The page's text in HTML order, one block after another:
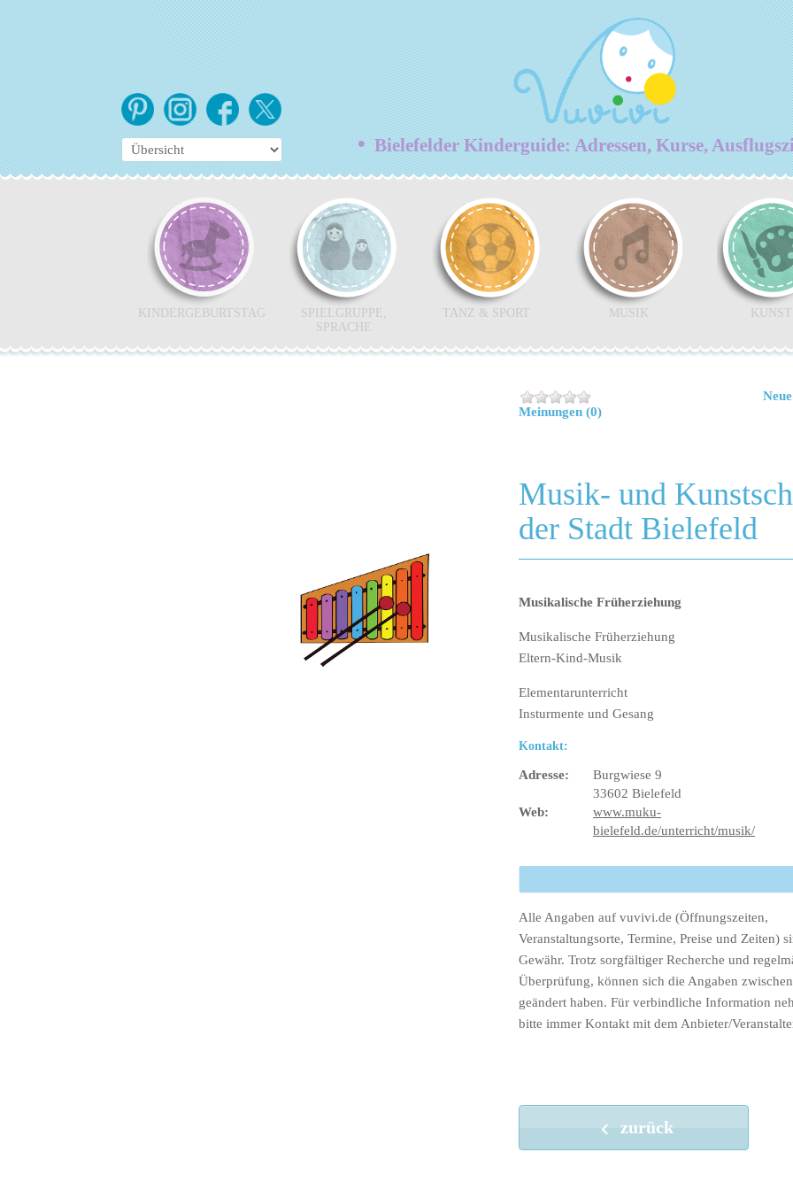
•Bielefelder Kinderguide: Adressen, Kurse,
KINDERGEBURTSTAG
SPIELGRUPPE,
SPRACHE
TANZ & SPORT MUSIK KUNST
Meinungen (0)
Musik- und
der Stadt Bielefeld
Musikalische Früherziehung
Musikalische Früherziehung
Eltern-Kind-Musik
Elementarunterricht
Insturmente und Gesang
Kontakt:
Adresse:
Burgwiese 9
33602 Bielefeld
Web:
www.muku-
bielefeld.de/unterricht/musik/
Alle Angaben auf vuvivi.de (Öffnungszeiten,
Veranstaltungsorte, Termine, Preise und Zeiten)
Gewähr. Trotz sorgfältiger Recherche und
Überprüfung, können sich die Angaben
geändert haben. Für verbindliche Information
bitte immer Kontakt mit dem Anbieter/
zurück